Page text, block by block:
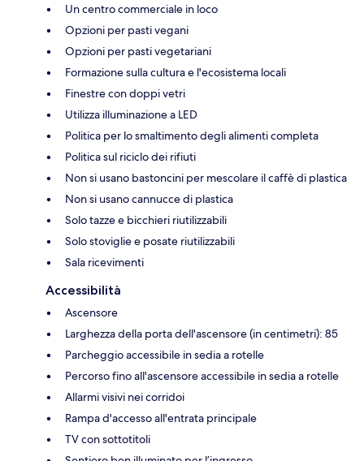
Un centro commerciale in loco
Opzioni per pasti vegani
Opzioni per pasti vegetariani
Formazione sulla cultura e l'ecosistema locali
Finestre con doppi vetri
Utilizza illuminazione a LED
Politica per lo smaltimento degli alimenti completa
Politica sul riciclo dei rifiuti
Non si usano bastoncini per mescolare il caffè di plastica
Non si usano cannucce di plastica
Solo tazze e bicchieri riutilizzabili
Solo stoviglie e posate riutilizzabili
Sala ricevimenti
Accessibilità
Ascensore
Larghezza della porta dell'ascensore (in centimetri): 85
Parcheggio accessibile in sedia a rotelle
Percorso fino all'ascensore accessibile in sedia a rotelle
Allarmi visivi nei corridoi
Rampa d'accesso all'entrata principale
TV con sottotitoli